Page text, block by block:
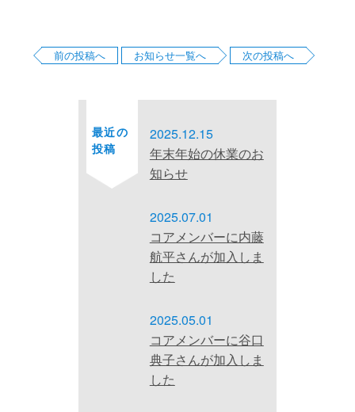
前の投稿へ お知らせ一覧へ 次の投稿へ
最近の
投稿
2025.12.15
年末年始の休業のお
知らせ
2025.07.01
コアメンバーに内藤
航平さんが加入しま
した
2025.05.01
コアメンバーに谷口
典子さんが加入しま
した